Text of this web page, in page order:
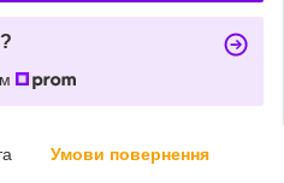
Умови повернення